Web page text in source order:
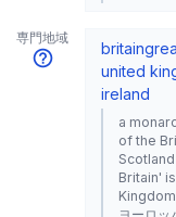
専門地域
britain
united
ireland
a
of the
Britain'
Kingdom